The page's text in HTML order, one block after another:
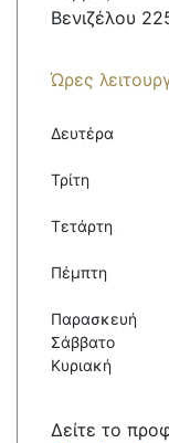
Βενιζέλου
Ώρες
Δευτέρα
Τρίτη
Τετάρτη
Πέμπτη
Παρασκευή
Σάββατο
Κυριακή
Δείτε το